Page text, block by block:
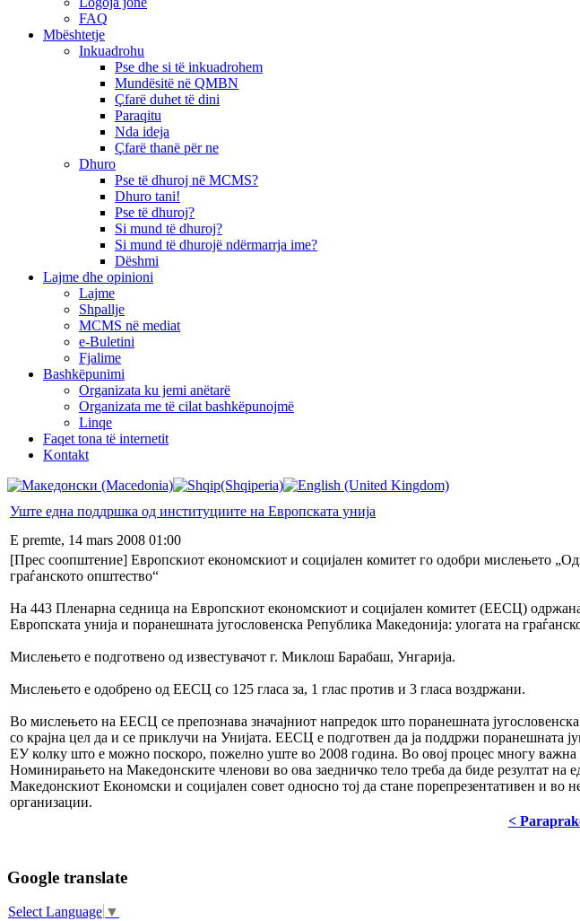
FAQ
Mbështetje
Inkuadrohu
Pse dhe si të inkuadrohem
Mundësitë në QMBN
Çfarë duhet të dini
Paraqitu
Nda ideja
Çfarë thanë për ne
Dhuro
Pse të dhuroj në MCMS?
Dhuro tani!
Pse të dhuroj?
Si mund të dhuroj?
Si mund të dhurojë ndërmarrja ime?
Dëshmi
Lajme dhe opinioni
Lajme
Shpallje
MCMS në mediat
e-Buletini
Fjalime
Bashkëpunimi
Organizata ku jemi anëtarë
Organizata me të cilat bashkëpunojmë
Linqe
Faqet tona të internetit
Kontakt
Уште една поддршка од институциите на Европската унија
E premte, 14 mars 2008 01:00
[Прес соопштение] Европскиот економскиот и социјален комитет го одобри мислењето
граѓанското општество“
На 443 Пленарна седница на Европскиот економскиот и социјален комитет (ЕЕСЦ)
Европската унија и поранешната југословенска Република Македонија: улогата на
Мислењето е подготвено од известувачот г. Миклош Барабаш, Унгарија.
Мислењето е одобрено од ЕЕСЦ со 125 гласа за, 1 глас против и 3 гласа воздржани.
Во мислењето на ЕЕСЦ се препознава значајниот напредок што поранешната
со крајна цел да и се приклучи на Унијата. ЕЕСЦ е подготвен да ја поддржи поранешната
ЕУ колку што е можно поскоро, пожелно уште во 2008 година. Во овој процес многу
Номинирањето на Македонските членови во ова заедничко тело треба да биде резултат на
Македонскиот Економски и социјален совет односно тој да стане порепрезентативен и во
организации.
<
Google translate
Select Language ▼